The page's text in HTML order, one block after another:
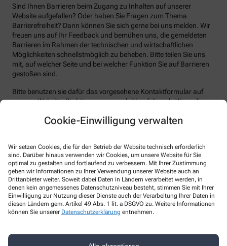
Cookie-Einwilligung verwalten
Wir setzen Cookies, die für den Betrieb der Website technisch erforderlich
sind. Darüber hinaus verwenden wir Cookies, um unsere Website für Sie
optimal zu gestalten und fortlaufend zu verbessern. Mit Ihrer Zustimmung
geben wir Informationen zu Ihrer Verwendung unserer Website auch an
Drittanbieter weiter. Soweit dabei Daten in Ländern verarbeitet werden, in
denen kein angemessenes Datenschutzniveau besteht, stimmen Sie mit Ihrer
Einwilligung zur Nutzung dieser Dienste auch der Verarbeitung Ihrer Daten in
diesen Ländern gem. Artikel 49 Abs. 1 lit. a DSGVO zu. Weitere Informationen
können Sie unserer Datenschutzerklärung entnehmen.
Sind Ihnen Barrieren beim Zugang zu Inhalten auf unserer
Website aufgefallen? Oder haben Sie Fragen zum Thema
Barrierefreiheit? Dann können Sie sich gerne bei uns melden. Wir
freuen uns auf Ihr Feedback und bemühen uns, die gemeldeten
Barrieren im Rahmen der technischen und wirtschaftlichen
Möglichkeiten schnellstmöglich zu beheben. Bitte teilen Sie uns
mit, auf welcher Seite und bei welcher Funktion Sie auf Barrieren
gestoßen sind.
Bitte benutzen sie dafür das vorgesehene Kontaktformular auf
unserer Website. Sie können uns auch über folgende Wege die
E-Mail: info@apotheke-seeheim.de
Telefon: +49-6257/84366
Telefax: +49-6257/868424
Postanschrift: Am Grundweg 10 64342 Seeheim-Jugenheim
Durchsetzungsverfahren und
Marktüberwachungsbehörde